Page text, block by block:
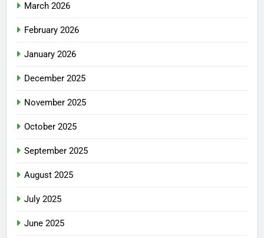
March 2026
February 2026
January 2026
December 2025
November 2025
October 2025
September 2025
August 2025
July 2025
June 2025